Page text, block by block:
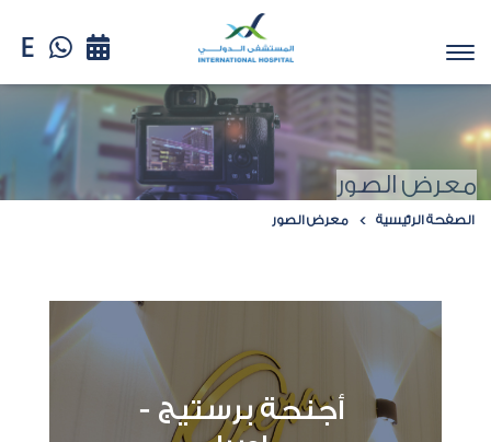
معرض الصور
الصفحة الرئيسية معرض الصور
أجنحة برستيج -